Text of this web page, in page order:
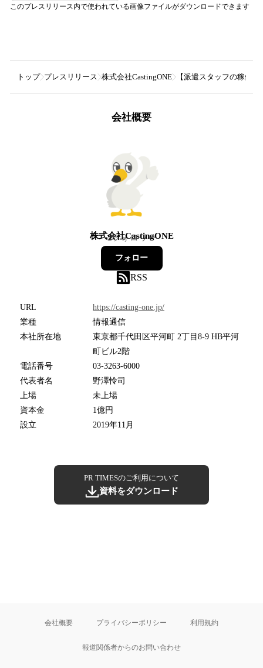
このプレスリリース内で使われている画像ファイルがダウンロードできます
トップ プレスリリース 株式会社CastingONE 【派遣スタッフの稼働
会社概要
株式会社CastingONE
2フォロワー
フォロー
RSS
URL
https://casting-one.jp/
業種
情報通信
本社所在地
東京都千代田区平河町 2丁目8-9 HB平河
町ビル2階
電話番号
03-3263-6000
代表者名
野澤怜司
上場
未上場
資本金
1億円
設立
2019年11月
PR TIMESのご利用について
資料をダウンロード
会社概要 プライバシーポリシー 利用規約
報道関係者からのお問い合わせ